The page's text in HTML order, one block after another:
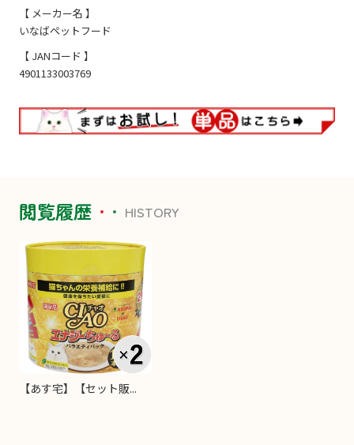
【 メーカー名 】
いなばペットフード
【 JANコード 】
4901133003769
閲覧履歴 HISTORY
【あす宅】【セット販...